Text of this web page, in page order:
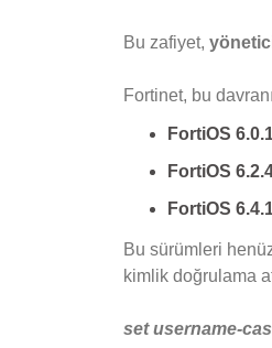
Bu zafiyet,
Fortinet, bu
FortiOS
FortiOS
FortiOS
Bu sürümleri
kimlik doğrulama
set username-